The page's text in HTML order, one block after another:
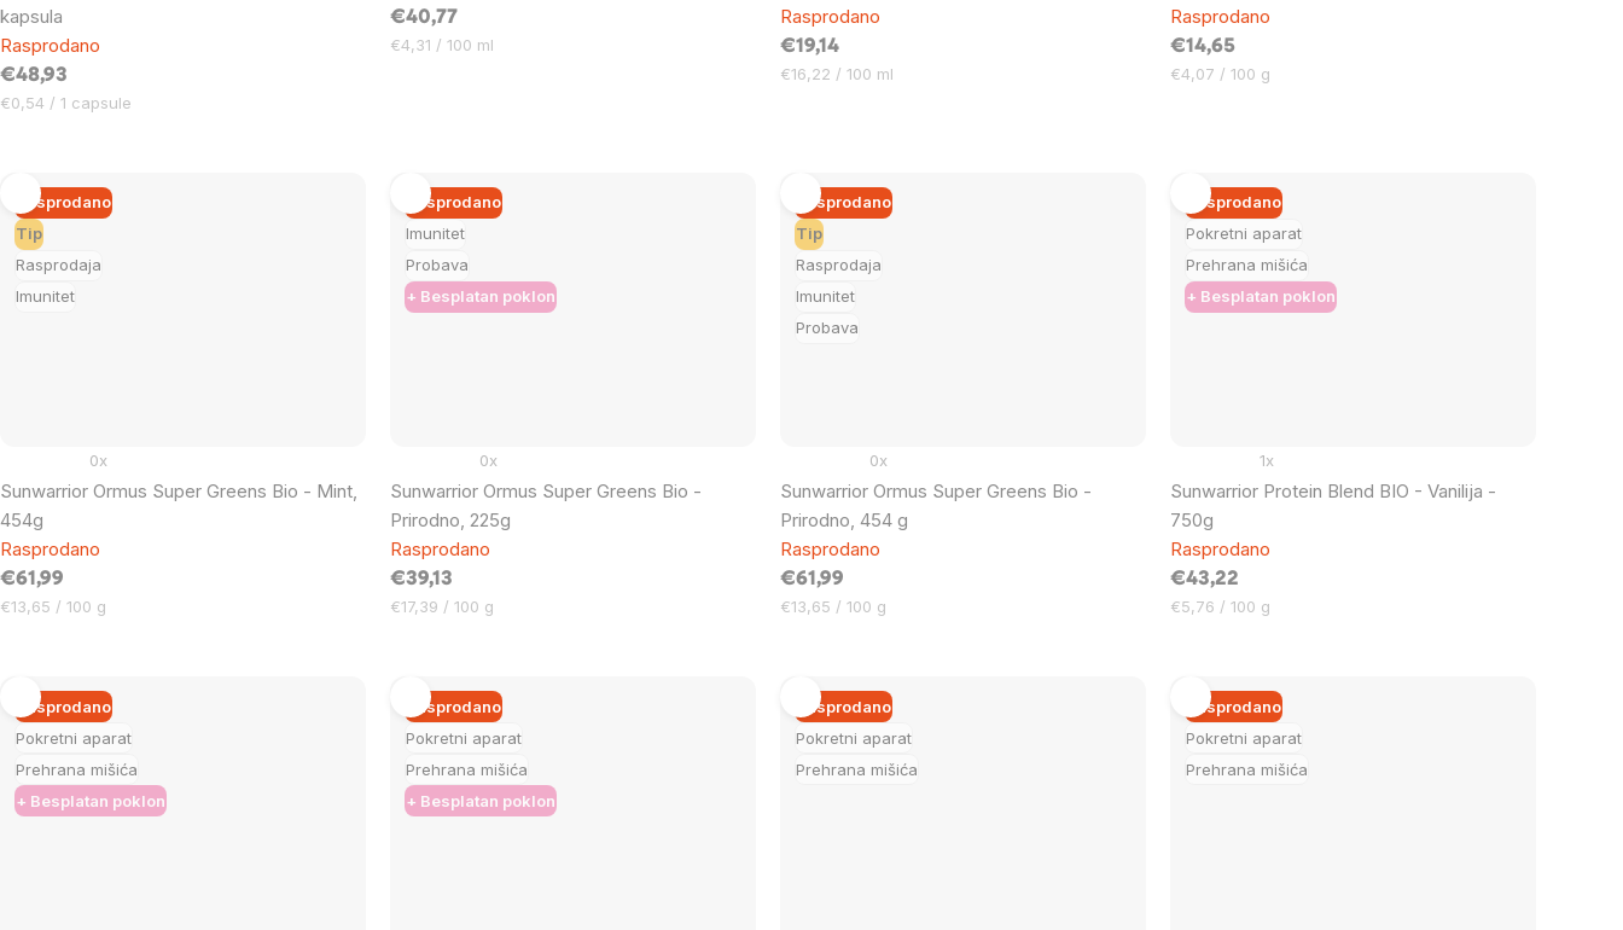
kapsula
Rasprodano
€48,93
Cijena
€0,54 / 1 capsule
€40,77
Cijena
€4,31 / 100 ml
Rasprodano
€19,14
Cijena
€16,22 / 100 ml
Rasprodano
€14,65
Cijena
€4,07 / 100 g
Tip
Rasprodaja
Imunitet
Rasprodano
Sunwarrior Ormus Super Greens Bio - Mint,
454g
0x
Rasprodano
€61,99
Cijena
€13,65 / 100 g
Imunitet
Probava
+ Besplatan poklon
Rasprodano
Sunwarrior Ormus Super Greens Bio -
Prirodno, 225g
0x
Rasprodano
€39,13
Cijena
€17,39 / 100 g
Tip
Rasprodaja
Imunitet
Probava
Rasprodano
Sunwarrior Ormus Super Greens Bio -
Prirodno, 454 g
0x
Rasprodano
€61,99
Cijena
€13,65 / 100 g
Pokretni aparat
Prehrana mišića
+ Besplatan poklon
Rasprodano
Sunwarrior Protein Blend BIO - Vanilija -
750g
1x
Rasprodano
€43,22
Cijena
€5,76 / 100 g
Pokretni aparat
Prehrana mišića
+ Besplatan poklon
Rasprodano
Pokretni aparat
Prehrana mišića
+ Besplatan poklon
Rasprodano
Pokretni aparat
Prehrana mišića
Rasprodano
Pokretni aparat
Prehrana mišića
Rasprodano